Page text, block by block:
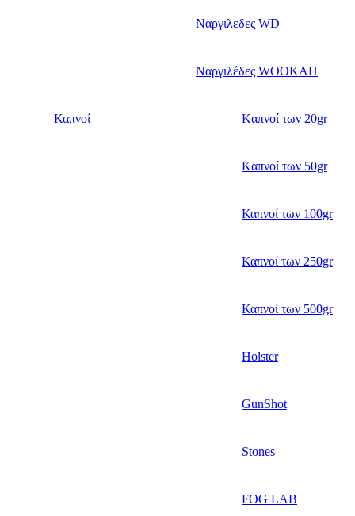
Ναργιλεδες WD
Ναργιλέδες WOOKAH
Καπνοί Kαπνοί των 20gr
Kαπνοί των 50gr
Καπνοί των 100gr
Καπνοί των 250gr
Καπνοί των 500gr
Holster
GunShot
Stones
FOG LAB